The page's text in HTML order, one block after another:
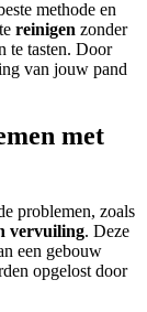
methode en
reinigen zonder
te tasten. Door
van jouw pand
met
problemen, zoals
vervuiling. Deze
een gebouw
opgelost door